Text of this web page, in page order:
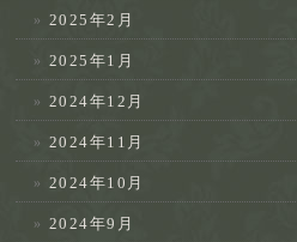
2025年2月
2025年1月
2024年12月
2024年11月
2024年10月
2024年9月